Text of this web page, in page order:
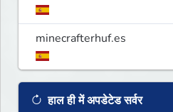
minecrafterhuf.es
हाल ही में अपडेटेड सर्वर